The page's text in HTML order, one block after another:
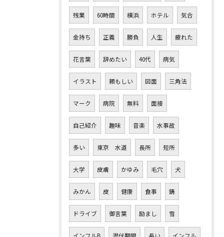
残業 60時間 横浜 ホテル 気合
金持ち 正義 勝負 人生 疲れた
花言葉 辞めたい 40代 病気
イラスト 頼もしい 図面 三角法
マーク 病院 無料 面接
自己紹介 趣味 音楽 水事故
多い 東京 水道 長所 短所
大学 皮膚 かゆみ 毛穴 犬
みかん 皮 健康 食事 錆
ドライブ 御言葉 励まし 雪